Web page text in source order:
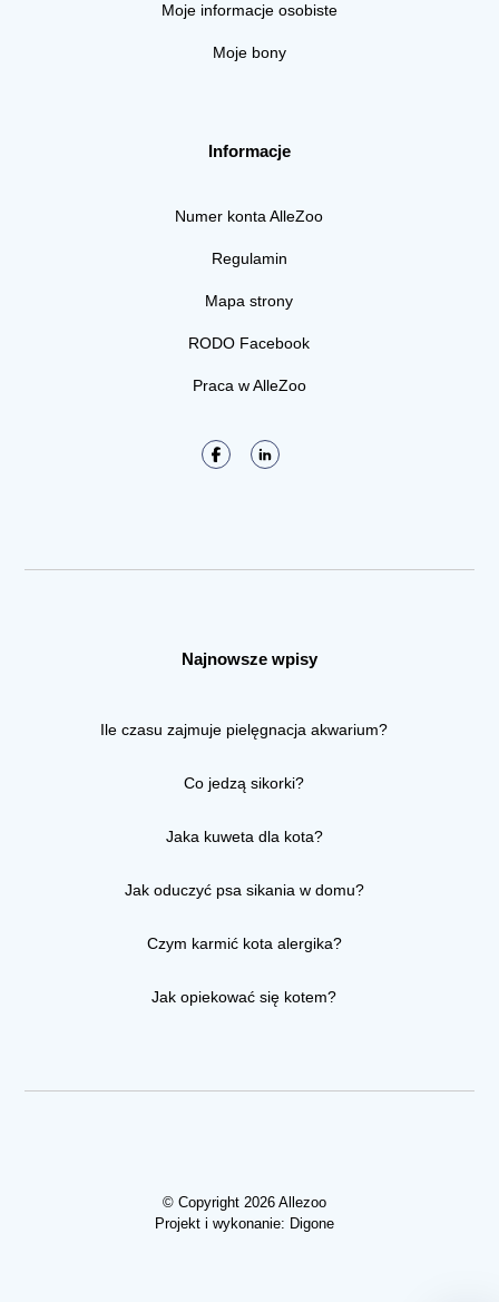
Moje informacje osobiste
Moje bony
Informacje
Numer konta AlleZoo
Regulamin
Mapa strony
RODO Facebook
Praca w AlleZoo
Najnowsze wpisy
Ile czasu zajmuje pielęgnacja akwarium?
Co jedzą sikorki?
Jaka kuweta dla kota?
Jak oduczyć psa sikania w domu?
Czym karmić kota alergika?
Jak opiekować się kotem?
© Copyright 2026 Allezoo
Projekt i wykonanie: Digone